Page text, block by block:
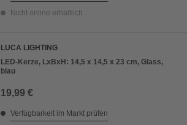
Nicht online erhältlich
LUCA LIGHTING
LED-Kerze, LxBxH: 14,5 x 14,5 x 23 cm, Glass,
blau
19,99 €
Verfügbarkeit im Markt prüfen